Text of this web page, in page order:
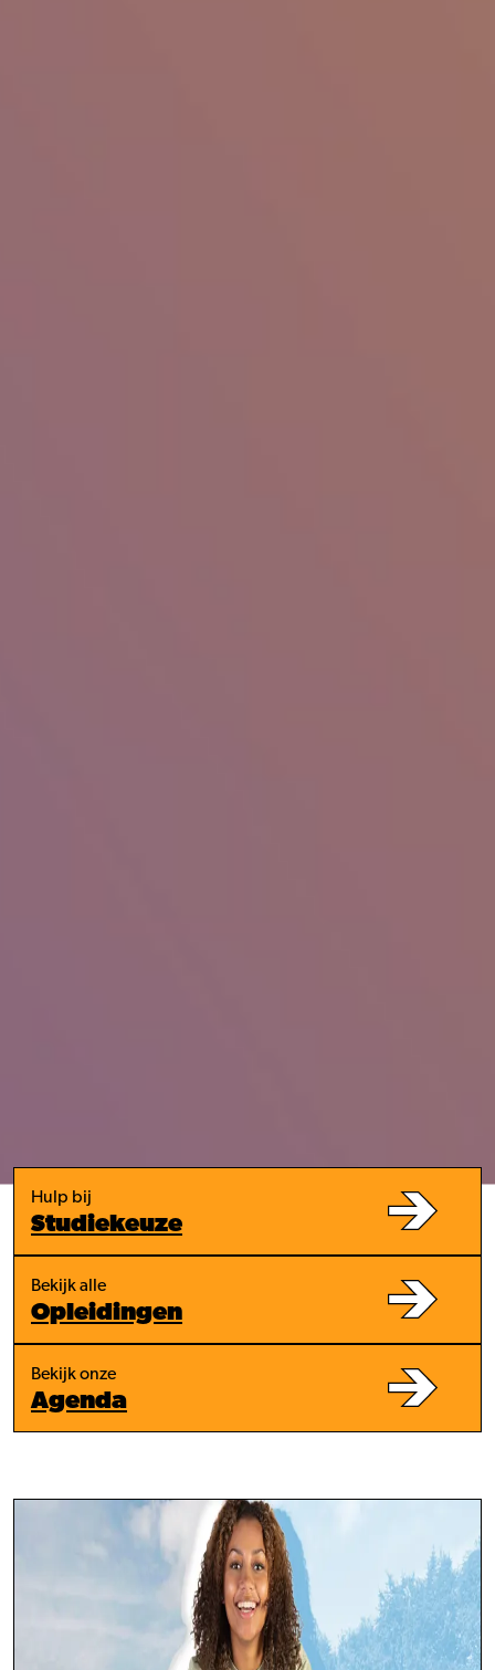
Hulp bij
Studiekeuze
Bekijk alle
Opleidingen
Bekijk onze
Agenda